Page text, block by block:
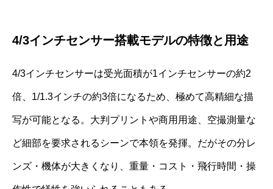
4/3インチセンサー搭載モデルの特徴と用途
4/3インチセンサーは受光面積が1インチセンサーの約2
倍、1/1.3インチの約3倍になるため、極めて高精細な描
写が可能となる。大判プリントや商用用途、空撮測量な
ど細部を要求されるシーンで本領を発揮。だがその分レ
ンズ・機体が大きくなり、重量・コスト・飛行時間・操